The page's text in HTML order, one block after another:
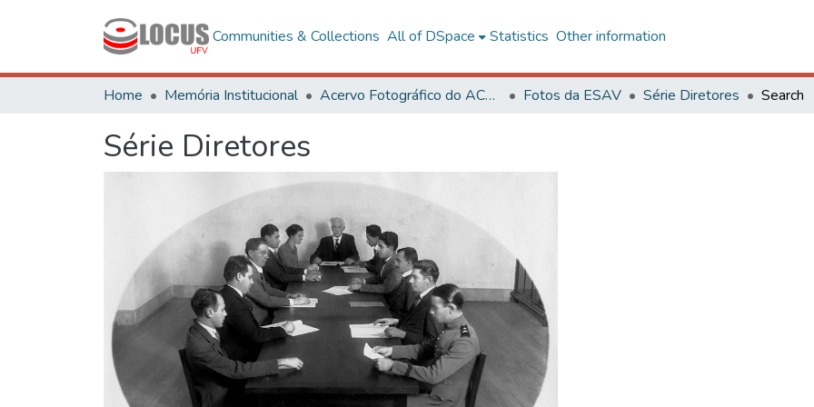
Communities & Collections All of DSpace Statistics Other information
Home Memória Institucional Acervo Fotográfico do ACH-UFV Fotos da ESAV Série Diretores Search
Série Diretores